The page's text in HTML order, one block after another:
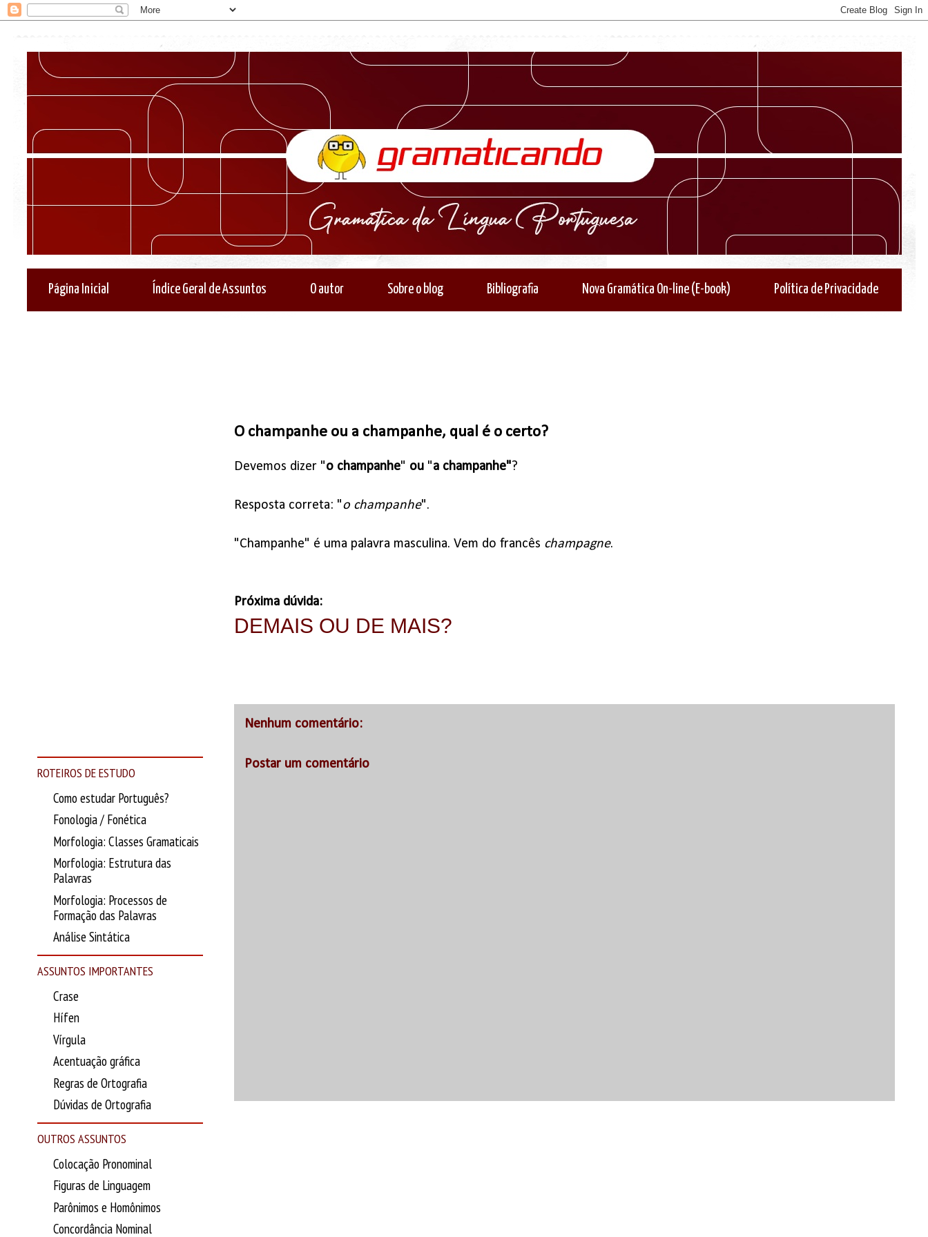
Página Inicial Índice Geral de Assuntos O autor Sobre o blog Bibliografia Nova Gramática On-line (E-book) Política de Privacidade
O champanhe ou a champanhe, qual é o certo?
Devemos dizer "o champanhe" ou"a champanhe"?
Resposta correta: "o champanhe".
"Champanhe" é uma palavra masculina. Vem do francês champagne.
Próxima dúvida:
DEMAIS OU DE MAIS?
Nenhum comentário:
Postar um comentário
ROTEIROS DE ESTUDO
Como estudar Português?
Fonologia / Fonética
Morfologia: Classes Gramaticais
Morfologia: Estrutura das
Palavras
Morfologia: Processos de
Formação das Palavras
Análise Sintática
ASSUNTOS IMPORTANTES
Crase
Hífen
Vírgula
Acentuação gráfica
Regras de Ortografia
Dúvidas de Ortografia
OUTROS ASSUNTOS
Colocação Pronominal
Figuras de Linguagem
Parônimos e Homônimos
Concordância Nominal